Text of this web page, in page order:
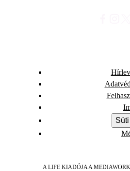
A LIFE KIADÓJA A